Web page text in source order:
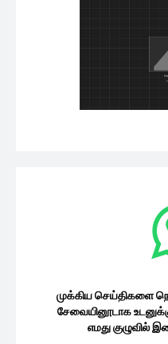
முக்கிய செய்திகளை
சேவையினூடாக
எமது